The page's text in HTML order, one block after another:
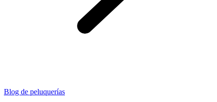
Blog de peluquerías